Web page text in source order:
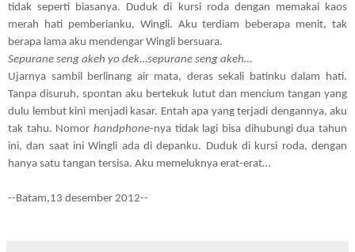
tidak seperti biasanya. Duduk di kursi roda dengan memakai kaos
merah hati pemberianku, Wingli. Aku terdiam beberapa menit, tak
berapa lama aku mendengar Wingli bersuara.
Sepurane seng akeh yo dek…sepurane seng akeh…
Ujarnya sambil berlinang air mata, deras sekali batinku dalam hati.
Tanpa disuruh, spontan aku bertekuk lutut dan mencium tangan yang
dulu lembut kini menjadi kasar. Entah apa yang terjadi dengannya, aku
tak tahu. Nomor handphone-nya tidak lagi bisa dihubungi dua tahun
ini, dan saat ini Wingli ada di depanku. Duduk di kursi roda, dengan
hanya satu tangan tersisa. Aku memeluknya erat-erat…
--Batam,13 desember 2012--